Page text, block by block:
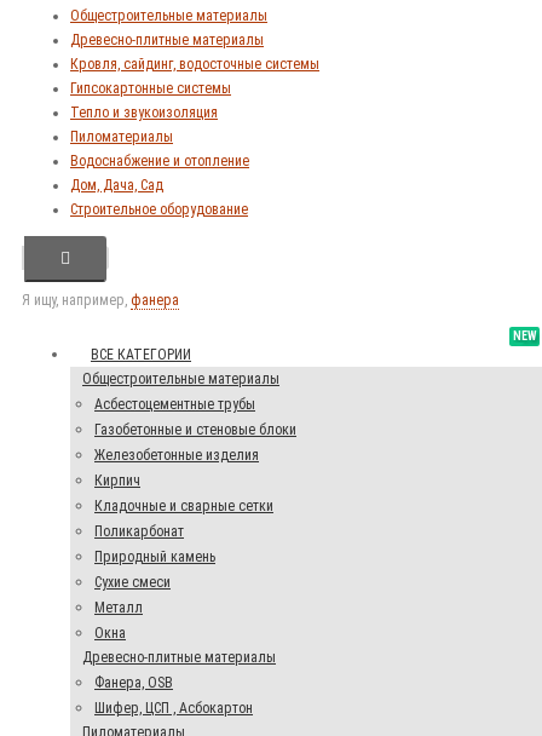
Общестроительные материалы
Древесно-плитные материалы
Кровля, сайдинг, водосточные системы
Гипсокартонные системы
Тепло и звукоизоляция
Пиломатериалы
Водоснабжение и отопление
Дом, Дача, Сад
Строительное оборудование
Я ищу, например, фанера
ВСЕ КАТЕГОРИИ
Общестроительные материалы
Асбестоцементные трубы
Газобетонные и стеновые блоки
Железобетонные изделия
Кирпич
Кладочные и сварные сетки
Поликарбонат
Природный камень
Сухие смеси
Металл
Окна
Древесно-плитные материалы
Фанера, OSB
Шифер, ЦСП , Асбокартон
Пиломатериалы
NEW